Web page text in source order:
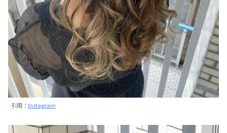
引用： Instagram